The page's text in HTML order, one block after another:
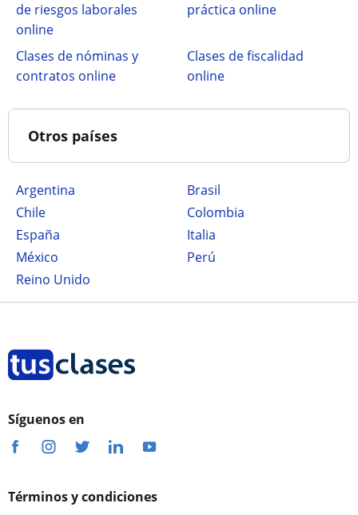
de riesgos laborales
online
práctica online
Clases de nóminas y
contratos online
Clases de fiscalidad
online
Otros países
Argentina
Brasil
Chile
Colombia
España
Italia
México
Perú
Reino Unido
Síguenos en
Términos y condiciones